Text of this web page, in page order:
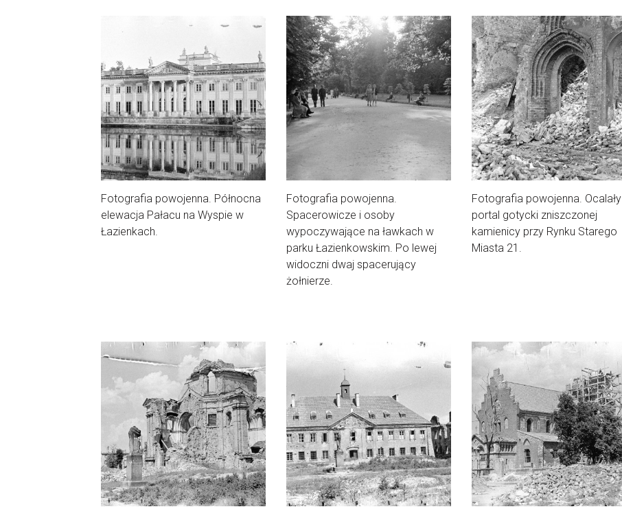
Fotografia powojenna. Północna
elewacja Pałacu na Wyspie w
Łazienkach.
Fotografia powojenna.
Spacerowicze i osoby
wypoczywające na ławkach w
parku Łazienkowskim. Po lewej
widoczni dwaj spacerujący
żołnierze.
Fotografia powojenna. Ocalały
portal gotycki zniszczonej
kamienicy przy Rynku Starego
Miasta 21.